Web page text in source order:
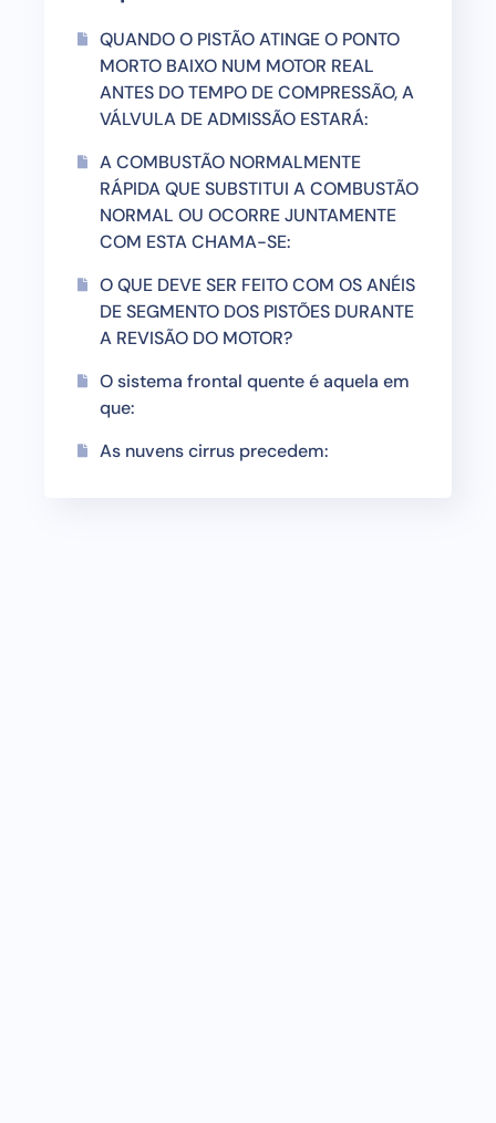
QUANDO O PISTÃO ATINGE O PONTO
MORTO BAIXO NUM MOTOR REAL
ANTES DO TEMPO DE COMPRESSÃO, A
VÁLVULA DE ADMISSÃO ESTARÁ:
A COMBUSTÃO NORMALMENTE
RÁPIDA QUE SUBSTITUI A COMBUSTÃO
NORMAL OU OCORRE JUNTAMENTE
COM ESTA CHAMA-SE:
O QUE DEVE SER FEITO COM OS ANÉIS
DE SEGMENTO DOS PISTÕES DURANTE
A REVISÃO DO MOTOR?
O sistema frontal quente é aquela em
que:
As nuvens cirrus precedem: